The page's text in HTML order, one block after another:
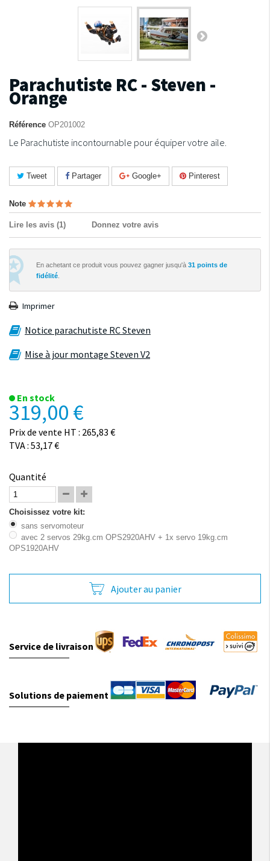
Parachutiste RC - Steven -
Orange
Référence OP201002
Le Parachutiste incontournable pour équiper votre aile.
Tweet Partager Google+ Pinterest
Note
Lire les avis (1) Donnez votre avis
En achetant ce produit vous pouvez gagner jusqu'à 31 points de
fidélité
Imprimer
Notice parachutiste RC Steven
Mise à jour montage Steven V2
En stock
319,00 €
Prix de vente HT : 265,83 €
TVA : 53,17 €
Quantité
Choisissez votre kit:
sans servomoteur
avec 2 servos 29kg.cm OPS2920AHV + 1x servo 19kg.cm
OPS1920AHV
Ajouter au panier
Service de livraison
Solutions de paiement